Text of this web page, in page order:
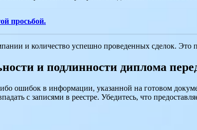
просьбой.
и количество успешно проведенных сделок.
и подлинности диплома
ошибок в информации, указанной на готовом
с записями в реестре. Убедитесь, что